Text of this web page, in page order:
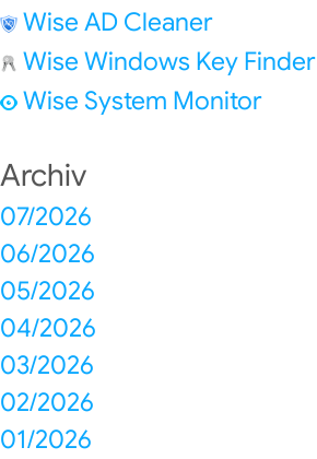
Wise AD Cleaner
Wise Windows Key Finder
Wise System Monitor
Archiv
07/2026
06/2026
05/2026
04/2026
03/2026
02/2026
01/2026